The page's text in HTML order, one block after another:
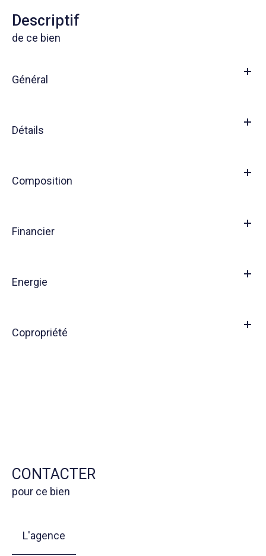
descriptif
de ce bien
Général
Détails
Composition
Financier
Energie
Copropriété
CONTACTER
pour ce bien
L'agence